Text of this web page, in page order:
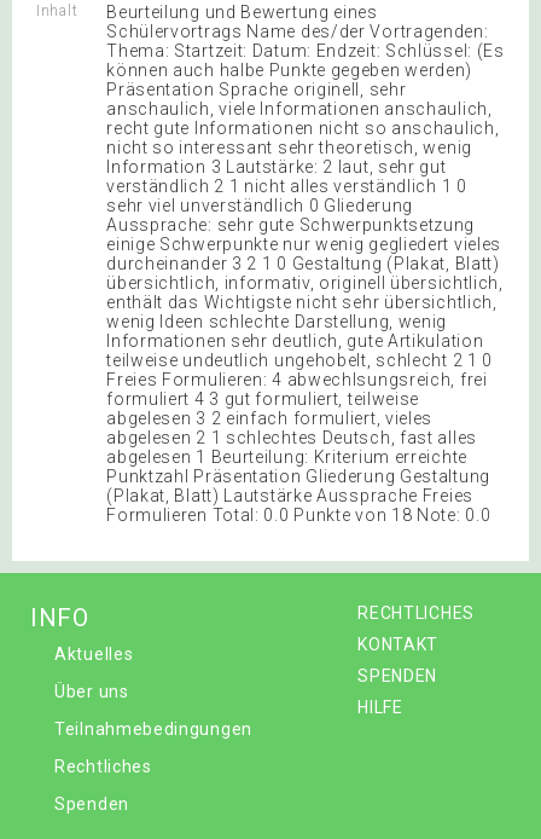
Inhalt
Beurteilung und Bewertung eines
Schülervortrags Name des/der Vortragenden:
Thema: Startzeit: Datum: Endzeit: Schlüssel: (Es
können auch halbe Punkte gegeben werden)
Präsentation Sprache originell, sehr
anschaulich, viele Informationen anschaulich,
recht gute Informationen nicht so anschaulich,
nicht so interessant sehr theoretisch, wenig
Information 3 Lautstärke: 2 laut, sehr gut
verständlich 2 1 nicht alles verständlich 1 0
sehr viel unverständlich 0 Gliederung
Aussprache: sehr gute Schwerpunktsetzung
einige Schwerpunkte nur wenig gegliedert vieles
durcheinander 3 2 1 0 Gestaltung (Plakat, Blatt)
übersichtlich, informativ, originell übersichtlich,
enthält das Wichtigste nicht sehr übersichtlich,
wenig Ideen schlechte Darstellung, wenig
Informationen sehr deutlich, gute Artikulation
teilweise undeutlich ungehobelt, schlecht 2 1 0
Freies Formulieren: 4 abwechlsungsreich, frei
formuliert 4 3 gut formuliert, teilweise
abgelesen 3 2 einfach formuliert, vieles
abgelesen 2 1 schlechtes Deutsch, fast alles
abgelesen 1 Beurteilung: Kriterium erreichte
Punktzahl Präsentation Gliederung Gestaltung
(Plakat, Blatt) Lautstärke Aussprache Freies
Formulieren Total: 0.0 Punkte von 18 Note: 0.0
RECHTLICHES
KONTAKT
SPENDEN
HILFE
INFO
Aktuelles
Über uns
Teilnahmebedingungen
Rechtliches
Spenden